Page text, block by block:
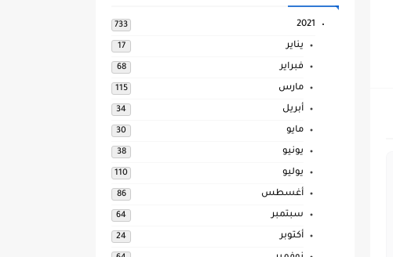
2021
733
يناير 17
فبراير 68
مارس 115
أبريل 34
مايو 30
يونيو 38
يوليو 110
أغسطس 86
سبتمبر 64
أكتوبر 24